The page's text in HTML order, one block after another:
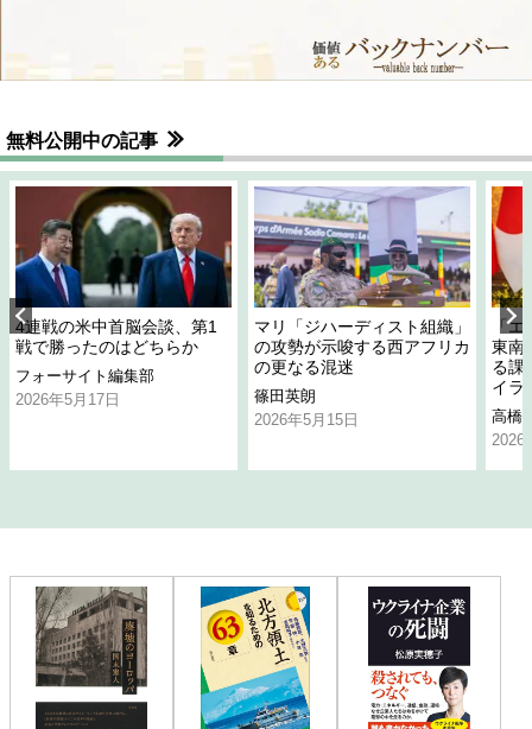
無料公開中の記事
4連戦の米中首脳会談、第1
戦で勝ったのはどちらか
フォーサイト編集部
2026年5月17日
マリ「ジハーディスト組織」
の攻勢が示唆する西アフリカ
の更なる混迷
篠田英朗
2026年5月15日
「
東南
る課
イラ
高橋
2026